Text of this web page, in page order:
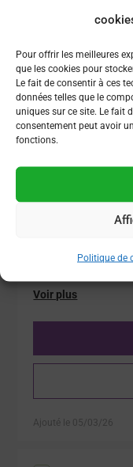
Pour offrir les meilleures
que les cookies pour
Le fait de consentir à ces
données telles que le
uniques sur ce site. Le fait
consentement peut avoir
fonctions.
Politique de
Offre de
Vésicules
Institut Galien Paris-
Pour candidater
Mars 2026 :
paris-saclay.fr
Lettre de motivation
Voir plus
Ajouté le 05/03/26